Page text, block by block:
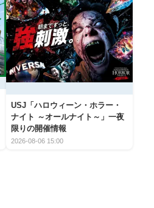
USJ「ハロウィーン・ホラー・
ナイト ～オールナイト～」一夜
限りの開催情報
2026-08-06 15:00